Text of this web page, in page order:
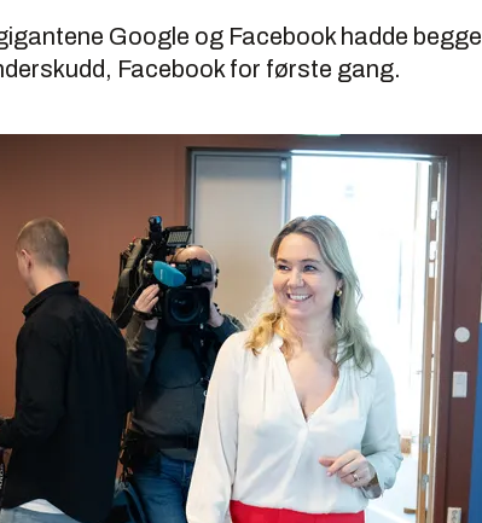
Google og Facebook hadde
Facebook for første gang.